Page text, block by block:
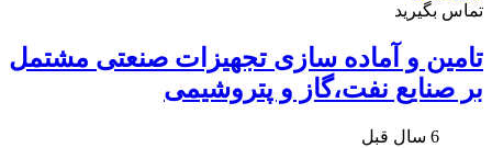
تماس بگیرید
تامین و آماده سازی تجهیزات صنعتی مشتمل
بر صنایع نفت،گاز و پتروشیمی
6 سال قبل